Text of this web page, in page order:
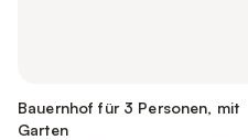
Bauernhof für 3 Personen, mit
Garten